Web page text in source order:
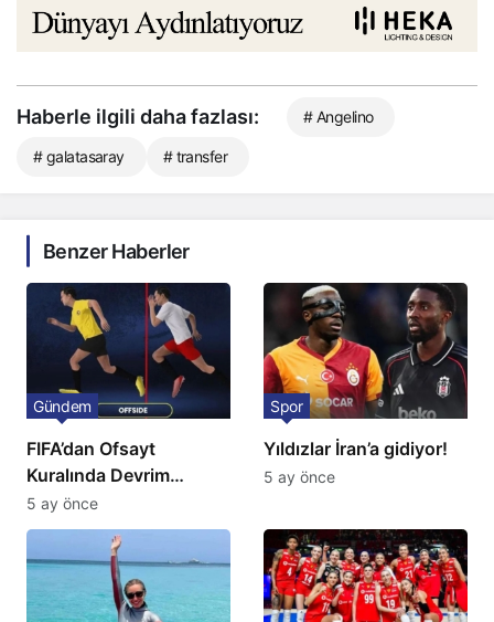
Haberle ilgili daha fazlası: # Angelino
# galatasaray # transfer
Benzer Haberler
FIFA’dan Ofsayt
Kuralında Devrim
Niteliğinde Onay
Gündem
5 ay önce
Yıldızlar İran’a gidiyor!
Spor
5 ay önce